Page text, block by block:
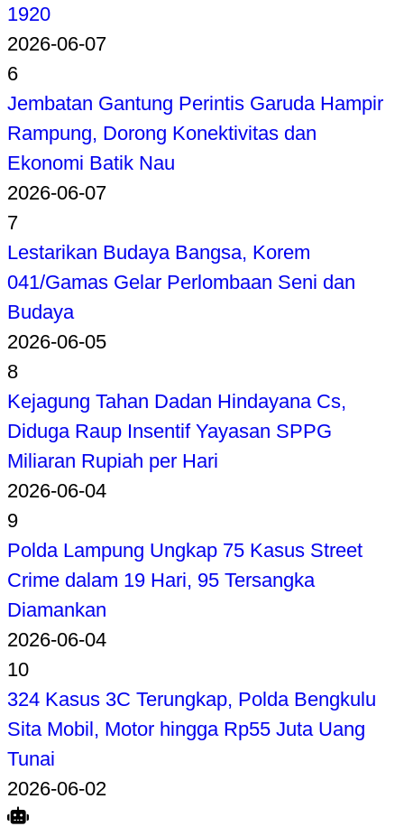
1920
2026-06-07
6
Jembatan Gantung Perintis Garuda Hampir
Rampung, Dorong Konektivitas dan
Ekonomi Batik Nau
2026-06-07
7
Lestarikan Budaya Bangsa, Korem
041/Gamas Gelar Perlombaan Seni dan
Budaya
2026-06-05
8
Kejagung Tahan Dadan Hindayana Cs,
Diduga Raup Insentif Yayasan SPPG
Miliaran Rupiah per Hari
2026-06-04
9
Polda Lampung Ungkap 75 Kasus Street
Crime dalam 19 Hari, 95 Tersangka
Diamankan
2026-06-04
10
324 Kasus 3C Terungkap, Polda Bengkulu
Sita Mobil, Motor hingga Rp55 Juta Uang
Tunai
2026-06-02